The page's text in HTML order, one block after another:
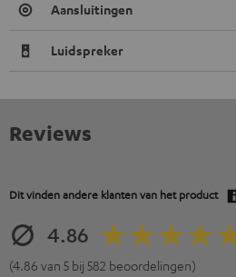
Aansluitingen
Luidspreker
Reviews
Dit vinden andere klanten van het product
4.86
(4.86 van 5 bij 582 beoordelingen)